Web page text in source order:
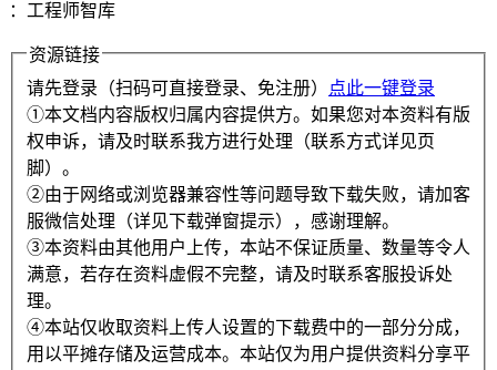
：工程师智库
资源链接
请先登录（扫码可直接登录、免注册）
点此一键登录
①本文档内容版权归属内容提供方。如果您对本资料有版
权申诉，请及时联系我方进行处理（联系方式详见页
脚）。
②由于网络或浏览器兼容性等问题导致下载失败，请加客
服微信处理（详见下载弹窗提示），感谢理解。
③本资料由其他用户上传，本站不保证质量、数量等令人
满意，若存在资料虚假不完整，请及时联系客服投诉处
理。
④本站仅收取资料上传人设置的下载费中的一部分分成，
用以平摊存储及运营成本。本站仅为用户提供资料分享平